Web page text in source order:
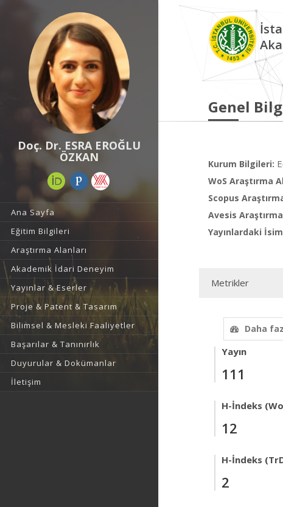
Doç. Dr. ESRA EROĞLU
ÖZKAN
Ana Sayfa
Eğitim Bilgileri
Araştırma Alanları
Akademik İdari Deneyim
Yayınlar & Eserler
Proje & Patent & Tasarım
Bilimsel & Mesleki Faaliyetler
Başarılar & Tanınırlık
Duyurular & Dokümanlar
İletişim
Genel
Kurum Bilgileri:
WoS Araştırma
Scopus
Avesis
Yayınlardaki
Metrikler
Daha
Yayın
111
H-İndeks
12
H-İndeks
2